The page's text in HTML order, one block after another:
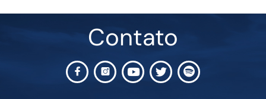
Contato